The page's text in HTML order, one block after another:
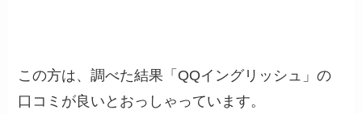
この方は、調べた結果「QQイングリッシュ」の
口コミが良いとおっしゃっています。